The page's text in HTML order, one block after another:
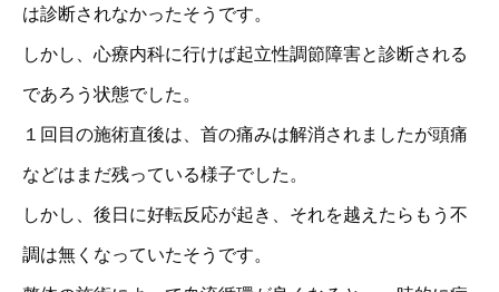
は診断されなかったそうです。
しかし、心療内科に行けば起立性調節障害と診断される
であろう状態でした。
１回目の施術直後は、首の痛みは解消されましたが頭痛
などはまだ残っている様子でした。
しかし、後日に好転反応が起き、それを越えたらもう不
調は無くなっていたそうです。